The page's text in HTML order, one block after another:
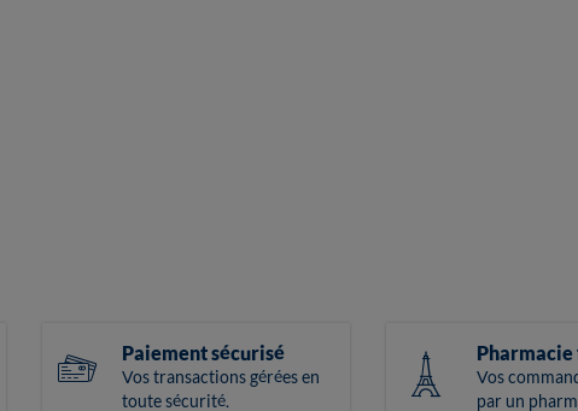
Paiement sécurisé
Vos transactions gérées en
toute sécurité.
Vos
par un